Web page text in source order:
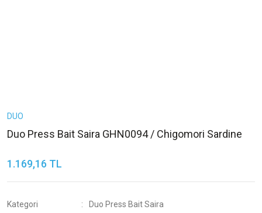
DUO
Duo Press Bait Saira GHN0094 / Chigomori Sardine
1.169,16 TL
Kategori Duo Press Bait Saira